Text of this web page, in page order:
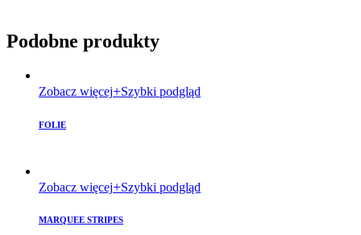
Podobne produkty
Zobacz więcej Szybki podgląd
FOLIE
Zobacz więcej Szybki podgląd
MARQUEE STRIPES